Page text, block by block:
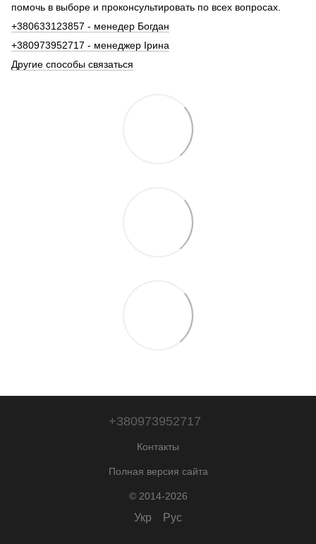
помочь в выборе и проконсультировать по всех вопросах.
+380633123857 - менедер Богдан
+380973952717 - менеджер Ірина
Другие способы связаться
+380973952717
Контакты
Полная версия сайта
© 2014-2026
Укр Рус